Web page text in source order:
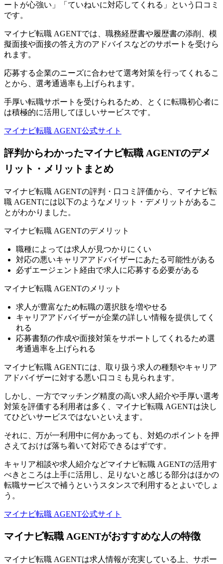
ートが心強い」「ていねいに対応してくれる」という口コミ
です。
マイナビ転職 AGENTでは、 職務経歴書や履歴書の添削、模
擬面接や面接の答え方のアドバイスなどのサポートを受けら
れます。
応募する企業のニーズに合わせて選考対策を行ってくれるこ
とから、選考通過率も上げられます。
手厚い転職サポートを受けられるため、とくに転職初心者に
は積極的に活用してほしいサービスです。
マイナビ転職 AGENT公式サイト
評判からわかったマイナビ転職 AGENTのデメ
リット・メリットまとめ
マイナビ転職 AGENTの評判・口コミ評価から、マイナビ転
職 AGENTには以下のようなメリット・デメリットがあるこ
とがわかりました。
マイナビ転職 AGENTのデメリット
職種によっては求人が見つかりにくい
対応の悪いキャリアアドバイザーにあたる可能性がある
必ずエージェント経由で求人に応募する必要がある
マイナビ転職 AGENTのメリット
求人が豊富なため転職の選択肢を増やせる
キャリアアドバイザーが企業の詳しい情報を提供してく
れる
応募書類の作成や面接対策をサポートしてくれるため選
考通過率を上げられる
マイナビ転職 AGENTには、取り扱う求人の種類やキャリア
アドバイザーに対する悪い口コミも見られます。
しかし、 一方でマッチング精度の高い求人紹介や手厚い選考
対策を評価する利用者は多く、マイナビ転職 AGENTは決し
てひどいサービスではないといえます。
それに、万が一利用中に何かあっても、対処のポイントを押
さえておけば落ち着いて対応できるはずです。
キャリア相談や求人紹介などマイナビ転職 AGENTの活用す
べきところは上手に活用し、足りないと感じる部分はほかの
転職サービスで補うというスタンスで利用するとよいでしょ
う。
マイナビ転職 AGENT公式サイト
マイナビ転職 AGENTがおすすめな人の特徴
マイナビ転職 AGENTは求人情報が充実している上、サポー